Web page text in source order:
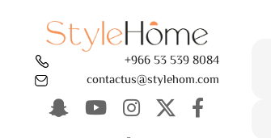
8084 539 53 966+
contactus@stylehom.com